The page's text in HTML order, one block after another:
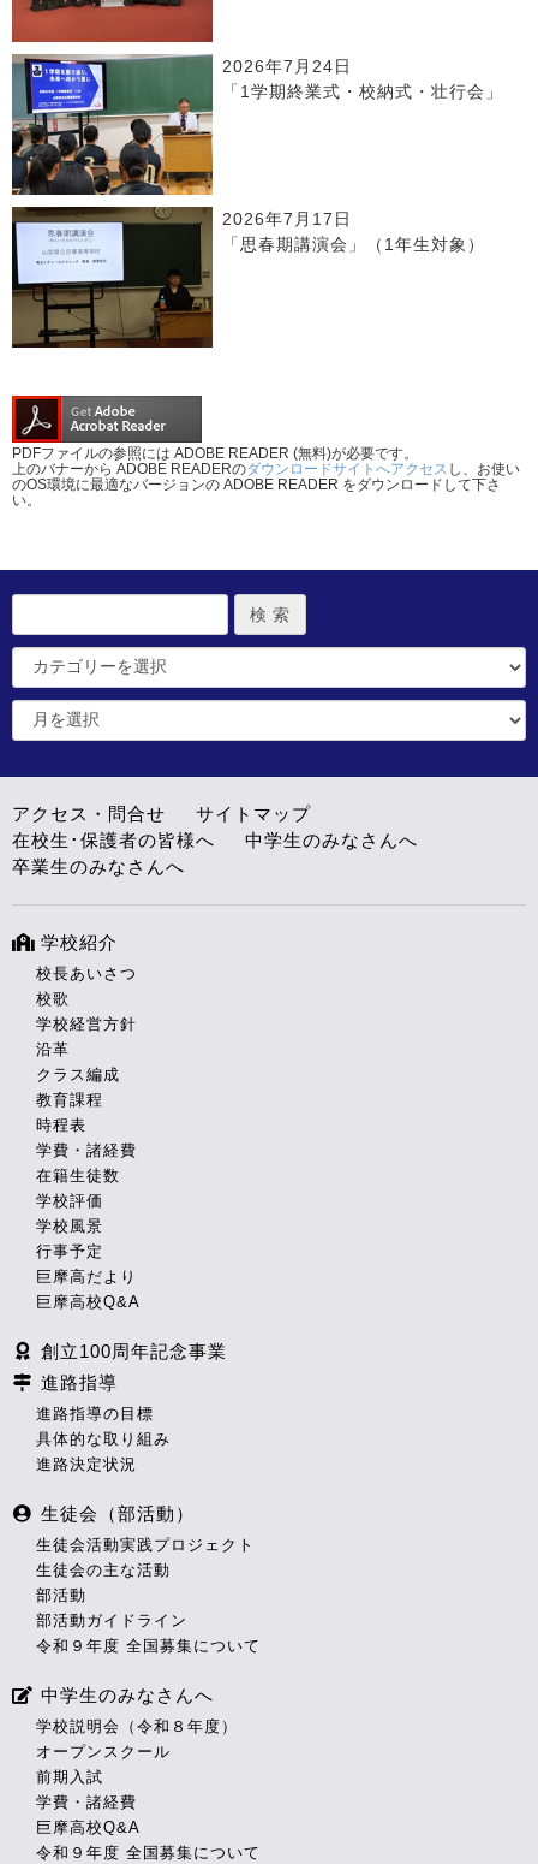
2026年7月24日
「1学期終業式・校納式・壮行会」
2026年7月17日
「思春期講演会」（1年生対象）
PDFファイルの参照には ADOBE READER (無料)が必要です。
上のバナーから ADOBE READERのダウンロードサイトへアクセス し、お使い
のOS環境に最適なバージョンの ADOBE READER をダウンロードして下さ
い。
アクセス・問合せ
サイトマップ
在校生･保護者の皆様へ
中学生のみなさんへ
卒業生のみなさんへ
学校紹介
校長あいさつ
校歌
学校経営方針
沿革
クラス編成
教育課程
時程表
学費・諸経費
在籍生徒数
学校評価
学校風景
行事予定
巨摩高だより
巨摩高校Q&A
創立100周年記念事業
進路指導
進路指導の目標
具体的な取り組み
進路決定状況
生徒会（部活動）
生徒会活動実践プロジェクト
生徒会の主な活動
部活動
部活動ガイドライン
令和９年度 全国募集について
中学生のみなさんへ
学校説明会（令和８年度）
オープンスクール
前期入試
学費・諸経費
巨摩高校Q&A
令和９年度 全国募集について